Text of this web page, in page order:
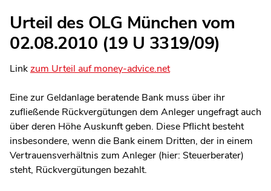
Urteil des OLG München vom
02.08.2010 (19 U 3319/09)
Linkzum Urteil auf money-advice.net
Eine zur Geldanlage beratende Bank muss über ihr
zufließende Rückvergütungen dem Anleger ungefragt auch
über deren Höhe Auskunft geben. Diese Pflicht besteht
insbesondere, wenn die Bank einem Dritten, der in einem
Vertrauensverhältnis zum Anleger (hier: Steuerberater)
steht, Rückvergütungen bezahlt.